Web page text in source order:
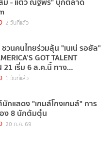
2 วันที่แล้ว
วนคนไทยร่วมลุ้น "เนเน่ รอยัล"
GOT TALENT
21 เริ่ม 6 ส.ค.นี้ ทาง
NOW
1 วันที่แล้ว
กแสดง "เกมส์โกงเกมส์" การ
ง 8 นักต้มตุ๋น
20 ก.ค. 69